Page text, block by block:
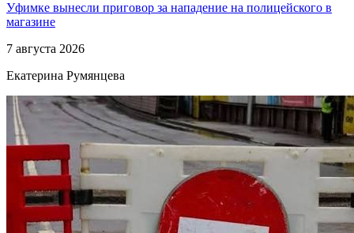
Уфимке вынесли приговор за нападение на полицейского в
магазине
7 августа 2026
Екатерина Румянцева